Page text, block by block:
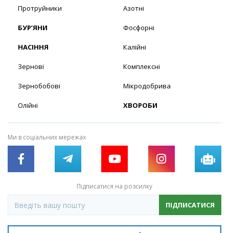
Протруйники
БУР’ЯНИ
НАСІННЯ
Зернові
Зернобобові
Олійні
Азотні
Фосфорні
Калійні
Комплексні
Мікродобрива
ХВОРОБИ
Ми в соціальних мережах
Підписатися на розсилку
ПІДПИСАТИСЯ